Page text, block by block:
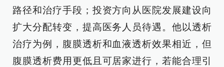
路径和治疗手段；投资方向从医院发展建设向
扩大分配转变，提高医务人员待遇。他以透析
治疗为例，腹膜透析和血液透析效果相近，但
腹膜透析费用更低且可居家进行，若能合理引